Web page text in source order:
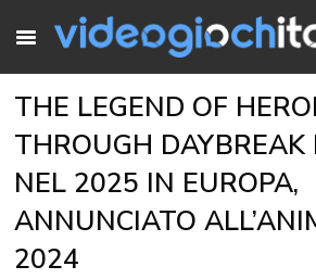
THE LEGEND OF
THROUGH
NEL 2025 IN EUROPA,
ANNUNCIATO
2024